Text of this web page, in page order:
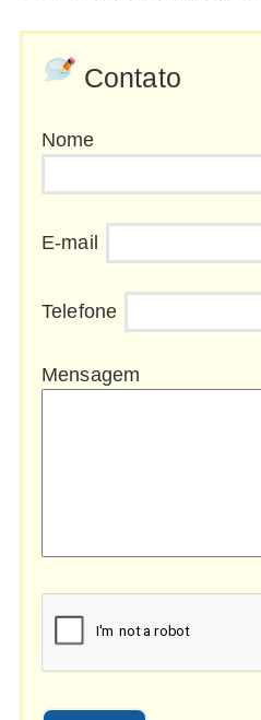
Contato
Nome
E-mail
Telefone
Mensagem